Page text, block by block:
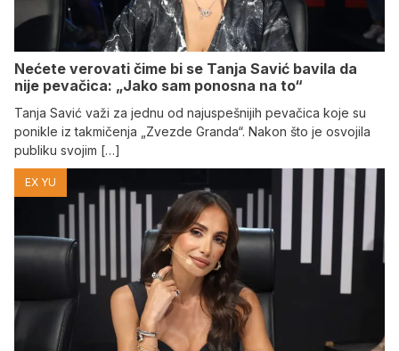
Nećete verovati čime bi se Tanja Savić bavila da
nije pevačica: „Jako sam ponosna na to“
Tanja Savić važi za jednu od najuspešnijih pevačica koje su
ponikle iz takmičenja „Zvezde Granda“. Nakon što je osvojila
publiku svojim […]
EX YU